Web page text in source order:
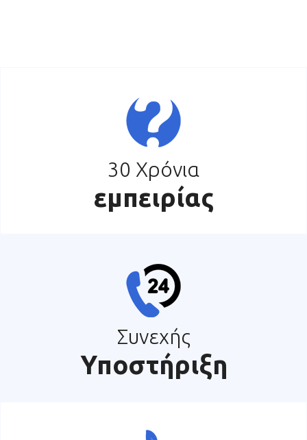
30 Χρόνια
εμπειρίας
Συνεχής
Υποστήριξη